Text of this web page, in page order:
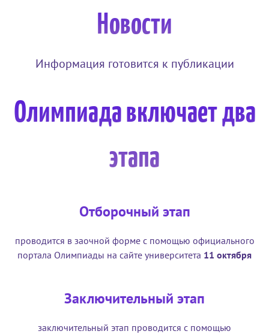
Новости
Информация готовится к публикации
Олимпиада включает два
этапа
Отборочный этап
проводится в заочной форме с помощью официального
портала Олимпиады на сайте университета 11 октября
Заключительный этап
заключительный этап проводится с помощью